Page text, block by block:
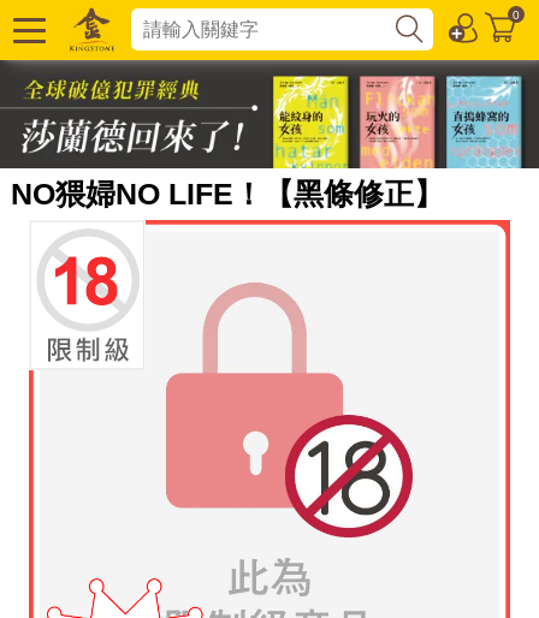
0
NO猥婦NO LIFE！【黑條修正】